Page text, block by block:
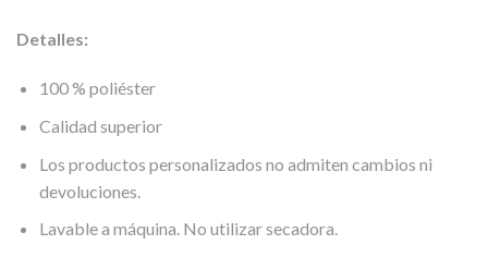
Detalles:
100 % poliéster
Calidad superior
Los productos personalizados no admiten cambios ni
devoluciones.
Lavable a máquina. No utilizar secadora.